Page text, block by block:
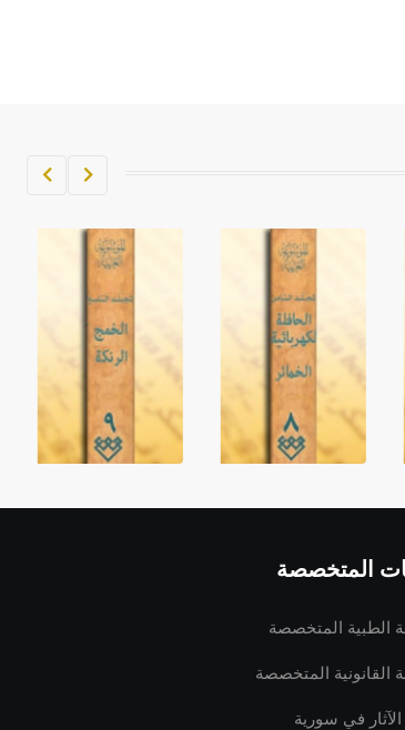
المتخصصة
الطبية المتخصصة
القانونية المتخصصة
في سورية